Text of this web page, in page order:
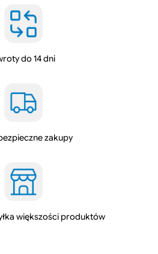
do 14 dni
zakupy
większości produktów